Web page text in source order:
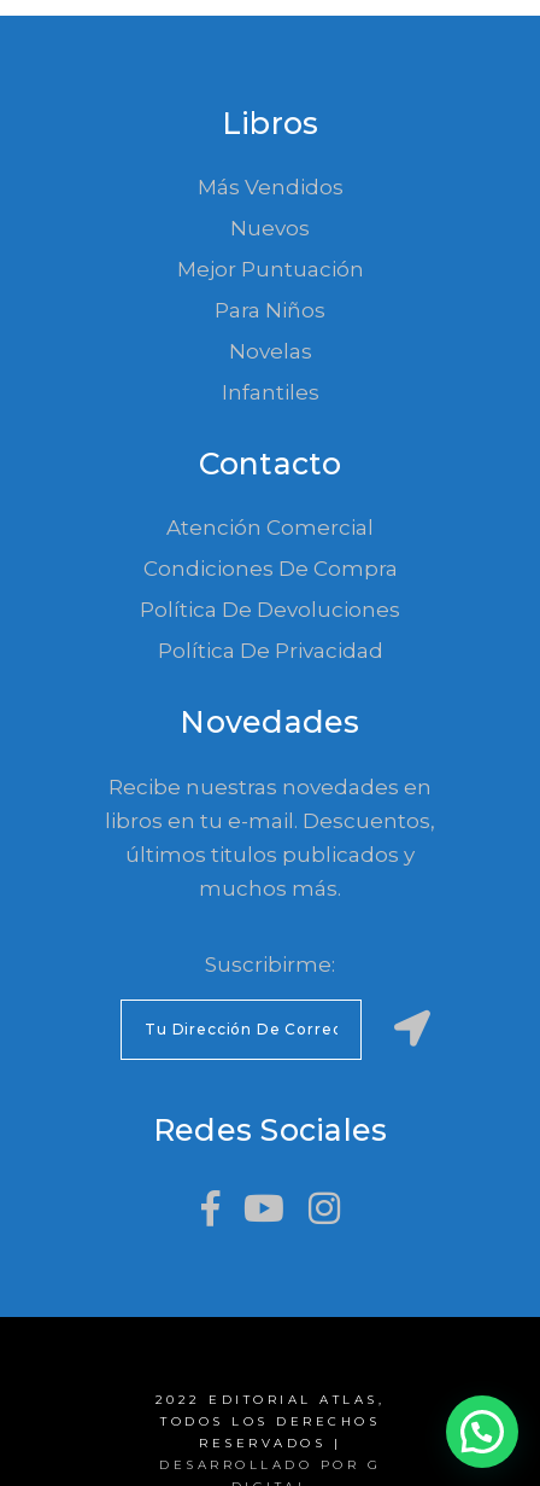
Libros
Más Vendidos
Nuevos
Mejor Puntuación
Para Niños
Novelas
Infantiles
Contacto
Atención Comercial
Condiciones De Compra
Política De Devoluciones
Política De Privacidad
Novedades
Recibe nuestras novedades en
libros en tu e-mail. Descuentos,
últimos titulos publicados y
muchos más.
Suscribirme:
Redes Sociales
2022 EDITORIAL ATLAS,
TODOS LOS DERECHOS
RESERVADOS |
DESARROLLADO POR G